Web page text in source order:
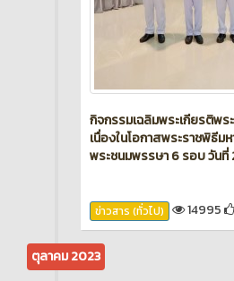
กิจกรรมเฉลิมพระเกียรติพร
เนื่องในโอกาสพระราชพิธีม
พระชนมพรรษา 6 รอบ วันที่
ข่าวสาร (ทั่วไป) 14995
ตุลาคม 2023